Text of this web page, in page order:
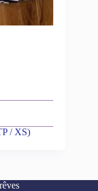
/ XS)